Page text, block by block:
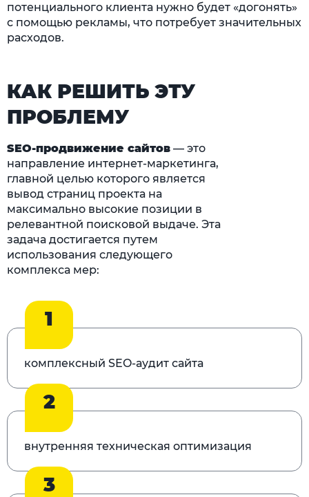
потенциального клиента нужно будет «догонять»
с помощью рекламы, что потребует значительных
расходов.
КАК РЕШИТЬ ЭТУ
ПРОБЛЕМУ
SEO-продвижение сайтов — это
направление интернет-маркетинга,
главной целью которого является
вывод страниц проекта на
максимально высокие позиции в
релевантной поисковой выдаче. Эта
задача достигается путем
использования следующего
комплекса мер:
1
комплексный SEO-аудит сайта
2
внутренняя техническая оптимизация
3